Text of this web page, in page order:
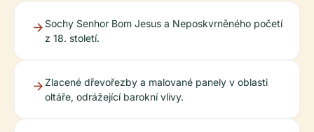
Sochy Senhor Bom Jesus a Neposkvrněného početí
z 18. století.
Zlacené dřevořezby a malované panely v oblasti
oltáře, odrážející barokní vlivy.